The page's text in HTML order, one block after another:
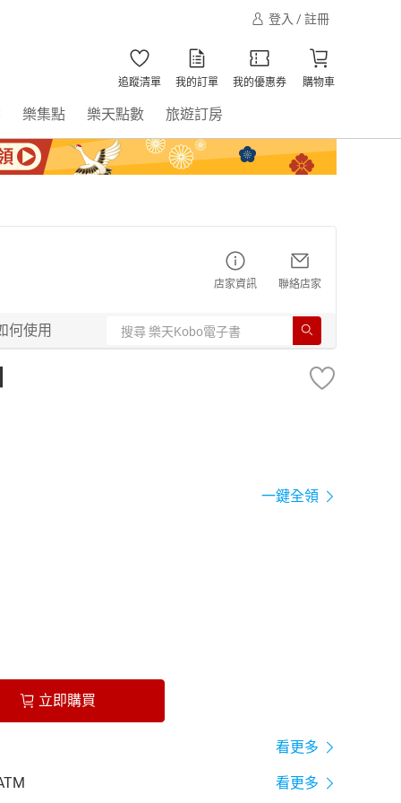
登入 / 註冊
追蹤清單 我的訂單 我的優惠券 購物車
樂集點 樂天點數 旅遊訂房
店家資訊 聯絡店家
何使用
一鍵全領
立即購買
看更多
看更多